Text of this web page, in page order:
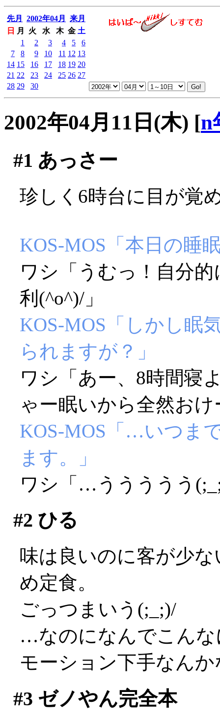
先月 2002年04月
来月
日
月 火 水 木 金 土
1
2 3 4 5
6
7
8 9 10 11 12 13
14 15 16 17 18 19 20
21 22 23 24 25 26 27
28 29 30
2002年04月11日(木) [n
#1 あっさー
珍しく6時台に目が覚
KOS-MOS「本日の睡
ワシ「うむっ！自分
利(^o^)/」
KOS-MOS「しかし眠
られますが？」
ワシ「あー、8時間寝
ゃー眠いから全然おけ
KOS-MOS「…いつま
ます。」
ワシ「…ううううう
#2 ひる
味は良いのに客が少
め定食。
ごっつまいう(;_;)/
…なのになんでこんな
モーション下手なん
#3 ゼノやん完全本